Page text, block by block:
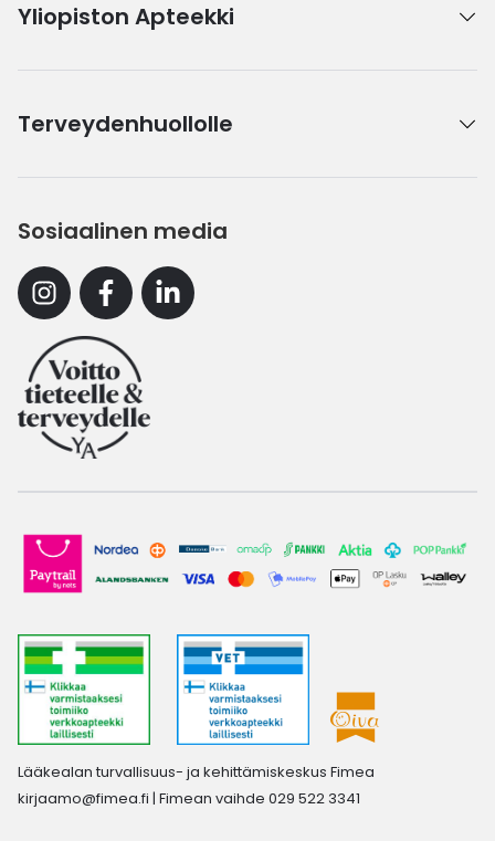
Yliopiston Apteekki
Terveydenhuollolle
Sosiaalinen media
InstagramFacebookLinkedin
Lääkealan turvallisuus- ja kehittämiskeskus Fimea
kirjaamo@fimea.fi | Fimean vaihde 029 522 3341